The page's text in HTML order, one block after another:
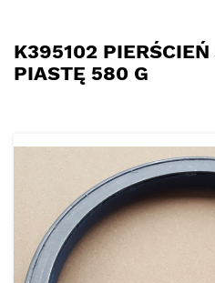
K395102
PIASTĘ 580 G